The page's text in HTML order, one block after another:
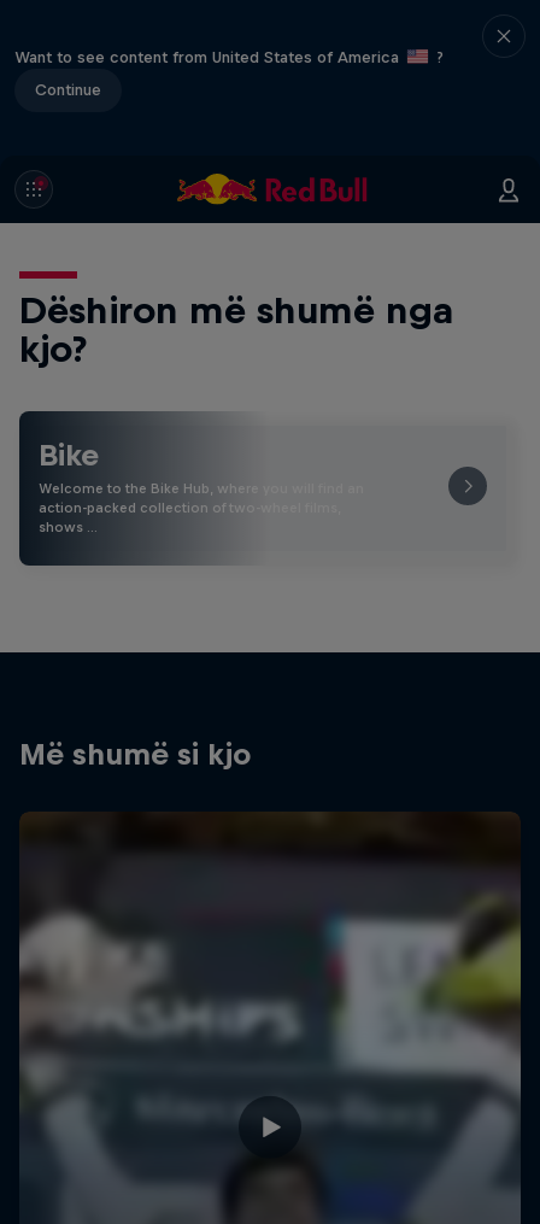
Want to see content from United States of America
?
Continue
Dëshiron më shumë nga
kjo?
Bike
Welcome to the Bike Hub, where you will find an
action-packed collection of two-wheel films,
shows …
Më shumë si kjo